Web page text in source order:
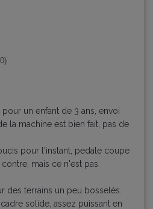
un enfant de 3 ans, envoi
la machine est bien fait, pas de
pour l'instant, pedale coupe
mais ce n'est pas
des terrains un peu bosselés.
solide, assez puissant en